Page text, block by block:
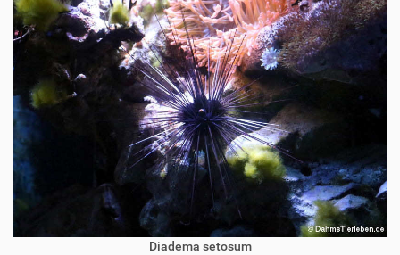
Diadema setosum